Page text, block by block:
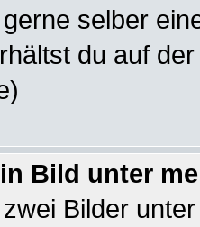
selber
du auf
Bild unter
Bilder